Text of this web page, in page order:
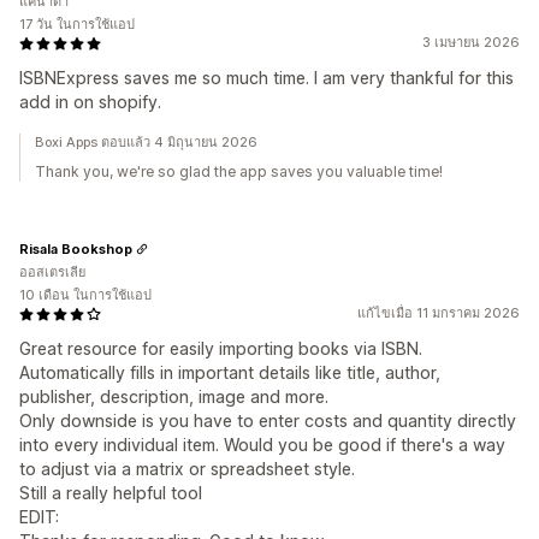
3 เมษายน 2026
ISBNExpress saves me so much time. I am very thankful for this
add in on shopify.
17 วัน ในการใช้แอป
Boxi Apps ตอบแล้ว 4 มิถุนายน 2026
Thank you, we're so glad the app saves you valuable time!
แก้ไขเมื่อ 11 มกราคม 2026
Great resource for easily importing books via ISBN.
Automatically fills in important details like title, author,
publisher, description, image and more.
Only downside is you have to enter costs and quantity directly
into every individual item. Would you be good if there's a way
to adjust via a matrix or spreadsheet style.
Still a really helpful tool
EDIT:
Risala Bookshop
ออสเตรเลีย
10 เดือน ในการใช้แอป